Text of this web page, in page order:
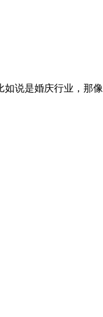
说是婚庆行业，那